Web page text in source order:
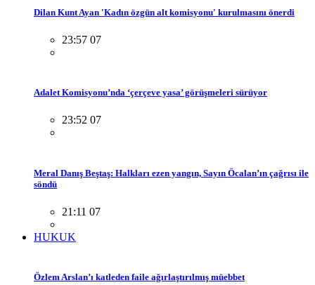
Dilan Kunt Ayan 'Kadın özgün alt komisyonu' kurulmasını önerdi
23:57 07
Adalet Komisyonu’nda ‘çerçeve yasa’ görüşmeleri sürüyor
23:52 07
Meral Danış Beştaş: Halkları ezen yangın, Sayın Öcalan’ın çağrısı ile
söndü
21:11 07
HUKUK
Özlem Arslan’ı katleden faile ağırlaştırılmış müebbet